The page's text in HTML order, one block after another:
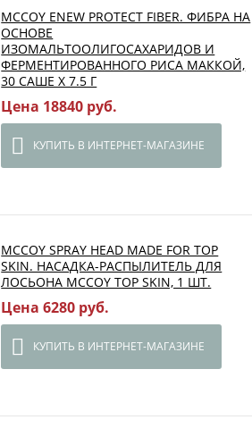
MCCOY ENEW PROTECT FIBER. ФИБРА НА
ОСНОВЕ
ИЗОМАЛЬТООЛИГОСАХАРИДОВ И
ФЕРМЕНТИРОВАННОГО РИСА МАККОЙ,
30 САШЕ Х 7.5 Г
Цена 18840 руб.
КУПИТЬ В ИНТЕРНЕТ-МАГАЗИНЕ
MCCOY SPRAY HEAD MADE FOR TOP
SKIN. НАСАДКА-РАСПЫЛИТЕЛЬ ДЛЯ
ЛОСЬОНА MCCOY TOP SKIN, 1 ШТ.
Цена 6280 руб.
КУПИТЬ В ИНТЕРНЕТ-МАГАЗИНЕ